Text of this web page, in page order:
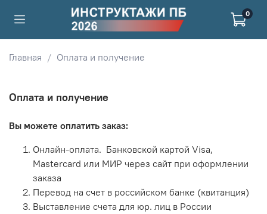
0
Главная Оплата и получение
Оплата и получение
Вы можете оплатить заказ:
Онлайн-оплата. Банковской картой Visa,
Mastercard или МИР через сайт при оформлении
заказа
Перевод на счет в российском банке (квитанция)
Выставление счета для юр. лиц в России